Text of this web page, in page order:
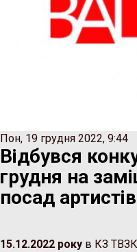
Пон, 19 грудня 2022, 9:44
Відбувся
грудня на
посад
15.12.2022 року в КЗ ТВЗК